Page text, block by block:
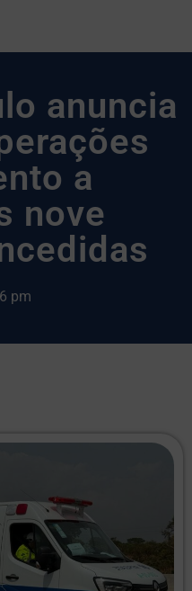
anuncia
a
nove
pm